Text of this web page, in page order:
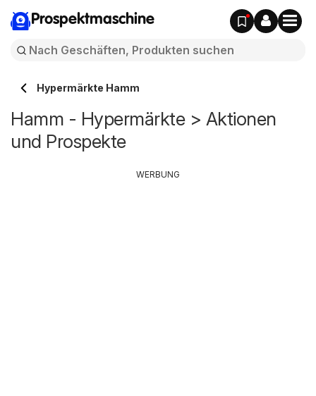
Prospektmaschine
Hypermärkte Hamm
Hamm - Hypermärkte > Aktionen
und Prospekte
WERBUNG